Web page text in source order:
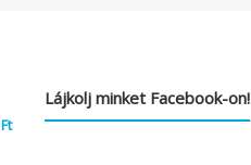
Ft
Lájkolj minket Facebook-on!